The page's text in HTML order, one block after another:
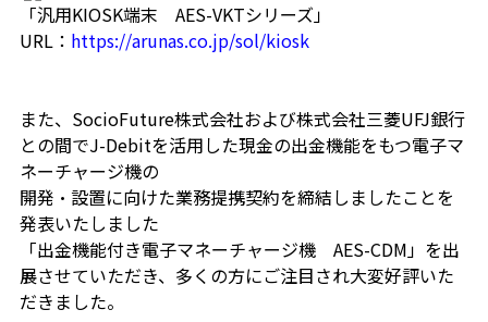
「汎用KIOSK端末 AES-VKTシリーズ」
URL： https://arunas.co.jp/sol/kiosk
また、 SocioFuture株式会社および株式会社三菱UFJ銀行
との間でJ-Debitを活用した現金の出金機能をもつ電子マ
ネーチャージ機の
開発・設置に向けた業務提携契約を締結しましたことを
発表いたしました
「出金機能付き電子マネーチャージ機 AES-CDM」を出
展させていただき、多くの方にご注目され大変好評いた
だきました。